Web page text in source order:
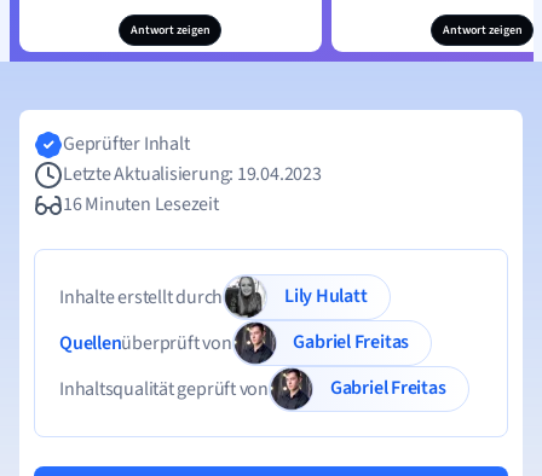
Antwort zeigen Antwort zeigen
Geprüfter Inhalt
Letzte Aktualisierung: 19.04.2023
16 Minuten Lesezeit
Inhalte erstellt durch
Lily Hulatt
Quellenüberprüft von
Gabriel Freitas
Inhaltsqualität geprüft von
Gabriel Freitas